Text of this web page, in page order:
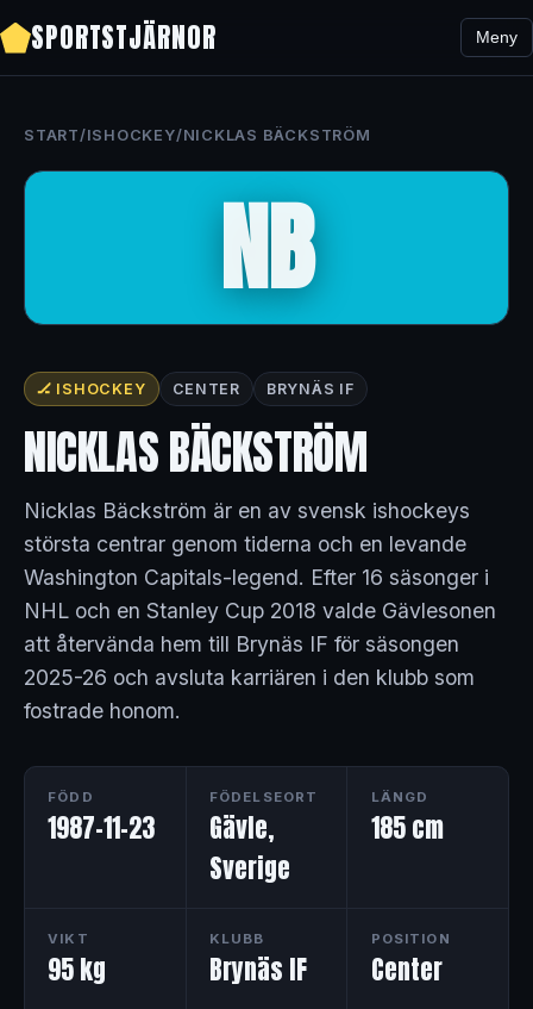
SPORTSTJÄRNOR Meny
START/ISHOCKEY/NICKLAS BÄCKSTRÖM
NB
🏒 ISHOCKEY CENTER BRYNÄS IF
NICKLAS BÄCKSTRÖM
Nicklas Bäckström är en av svensk ishockeys
största centrar genom tiderna och en levande
Washington Capitals-legend. Efter 16 säsonger i
NHL och en Stanley Cup 2018 valde Gävlesonen
att återvända hem till Brynäs IF för säsongen
2025-26 och avsluta karriären i den klubb som
fostrade honom.
FÖDD
1987-11-23
FÖDELSEORT
Gävle,
Sverige
LÄNGD
185 cm
VIKT
95 kg
KLUBB
Brynäs IF
POSITION
Center